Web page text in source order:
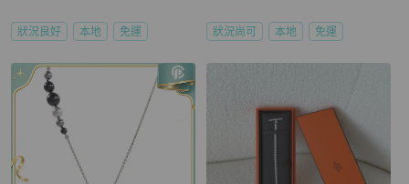
狀況良好 本地 免運 狀況尚可 本地 免運